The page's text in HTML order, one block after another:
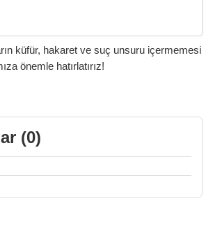
küfür, hakaret ve suç unsuru içermemesi
önemle hatırlatırız!
(0)